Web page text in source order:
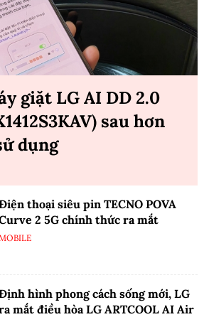
giặt LG AI DD 2.0
sau hơn
dụng
thoại siêu pin TECNO POVA
2 5G chính thức ra mắt
hình phong cách sống mới, LG
mắt điều hòa LG ARTCOOL AI Air